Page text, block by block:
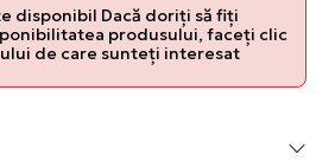
disponibil Dacă doriți să fiți
produsului, faceți clic
de care sunteți interesat